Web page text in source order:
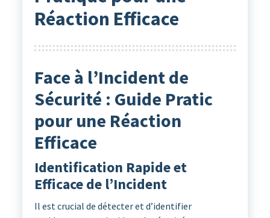
Réaction Efficace
Face à l’Incident de
Sécurité : Guide Pratic
pour une Réaction
Efficace
Identification Rapide et
Efficace de l’Incident
Il est crucial de détecter et d’identifier